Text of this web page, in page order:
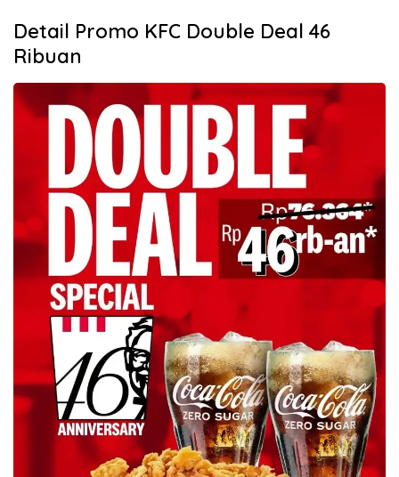
Detail Promo KFC Double Deal 46
Ribuan